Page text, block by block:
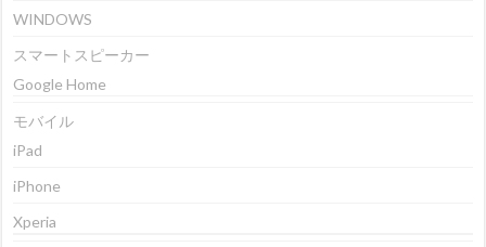
WINDOWS
スマートスピーカー
Google Home
モバイル
iPad
iPhone
Xperia